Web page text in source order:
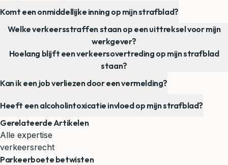
Komt een onmiddellijke inning op mijn strafblad?
Welke verkeersstraffen staan op een uittreksel voor mijn
werkgever?
Hoelang blijft een verkeersovertreding op mijn strafblad
staan?
Kan ik een job verliezen door een vermelding?
Heeft een alcoholintoxicatie invloed op mijn strafblad?
Gerelateerde Artikelen
Alle expertise
verkeersrecht
Parkeerboete betwisten